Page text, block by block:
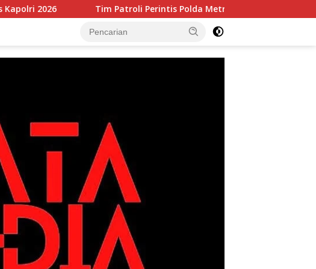
Tim Patroli Perintis Polda Metro Jaya Amankan 3 Pemuda di Jalan I